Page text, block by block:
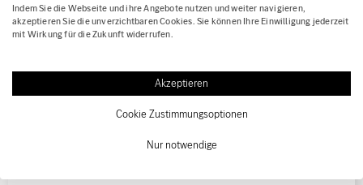
Indem Sie die Webseite und ihre Angebote nutzen und weiter navigieren,
akzeptieren Sie die unverzichtbaren Cookies. Sie können Ihre Einwilligung jederzeit
mit Wirkung für die Zukunft widerrufen.
Akzeptieren
Cookie Zustimmungsoptionen
Nur notwendige